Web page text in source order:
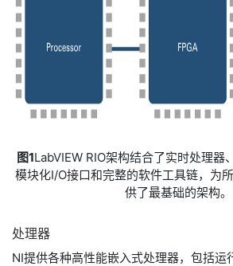
图1LabVIEW RIO架构结合了实时处理器
模块化I/O接口和完整的软件工具链，为
供了最基础的架构。
处理器
NI提供各种高性能嵌入式处理器，包括运